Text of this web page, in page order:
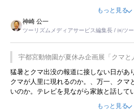
をした時は、移動はグレイハウンドバス
用してホテル代を浮かせていました。た
す。若い人が夜行バスで京都に行った、
が残らないのかなと思ってしまいます。
もっと見る
神崎 公一
ツーリズムメディアサービス編集長 / ㈱ツ
宇都宮動物園が夏休み企画展「クマ
開催
猛暑とクマ出没の報道に接しない日があ
クマが人里に現れるのか。、万一、クマ
いのか。テレビを見ながら家族と話して
んてことは、冗談でもいえません。そん
もっと見る